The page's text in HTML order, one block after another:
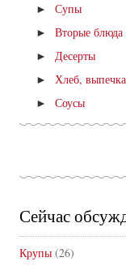
►
Супы
►
Вторые блюда
►
Десерты
►
Хлеб, выпечка
►
Соусы
Сейчас
Крупы (26)